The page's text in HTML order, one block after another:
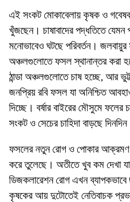
এই সংকট মোকাবেলায় কৃষক ও
খুঁজছেন। চাষাবাদের পদ্ধতিতে যেমন
মনোভাবেও ঘটছে পরিবর্তন। জলবায়ুর
অঞ্চলগুলোতে ফসল স্থানান্তর করা
ঠান্ডা অঞ্চলগুলোতে চাষ হচ্ছে, আর
জনপ্রিয় রবি ফসল যা অনিশ্চিত
দিচ্ছে। বর্ষার বাইরের মৌসুমে ফলের
সংকট ও সেচের চাহিদা বাড়ছে
ফসলের নতুন রোগ ও পোকার আক্রমণ
করে তুলেছে। অতীতে খুব কম দেখা
ডিজকলারেশন রোগ এখন
কৃষকের আয় দুটোতেই নেতিবাচক